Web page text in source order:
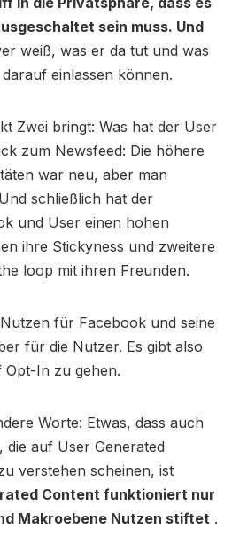
sein muss. Und
weiß, was er da tut und was
einlassen können.
Zwei bringt: Was hat der User
zum Newsfeed: Die höhere
war neu, aber man
schließlich hat der
und User einen hohen
ihre Stickyness und zweitere
loop mit ihren Freunden.
für Facebook und seine
für die Nutzer. Es gibt also
Opt-In zu gehen.
Worte: Etwas, dass auch
die auf User Generated
verstehen scheinen, ist
Content funktioniert nur
Makroebene Nutzen stiftet .